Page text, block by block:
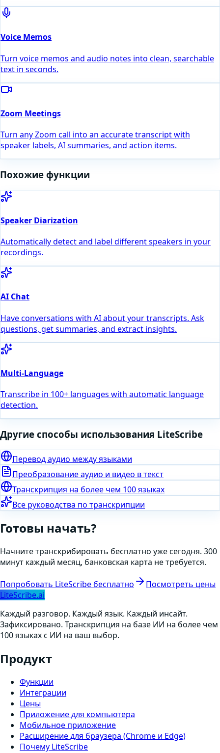
Voice Memos
Turn voice memos and audio notes into clean, searchable
text in seconds.
Zoom Meetings
Turn any Zoom call into an accurate transcript with
speaker labels, AI summaries, and action items.
Похожие функции
Speaker Diarization
Automatically detect and label different speakers in your
recordings.
AI Chat
Have conversations with AI about your transcripts. Ask
questions, get summaries, and extract insights.
Multi-Language
Transcribe in 100+ languages with automatic language
detection.
Другие способы использования LiteScribe
Перевод аудио между языками
Преобразование аудио и видео в текст
Транскрипция на более чем 100 языках
Все руководства по транскрипции
Готовы начать?
Начните транскрибировать бесплатно уже сегодня. 300
минут каждый месяц, банковская карта не требуется.
Попробовать LiteScribe бесплатно
Посмотреть цены
LiteScribe.ai
Каждый разговор. Каждый язык. Каждый инсайт.
Зафиксировано. Транскрипция на базе ИИ на более чем
100 языках с ИИ на ваш выбор.
Продукт
Функции
Интеграции
Цены
Приложение для компьютера
Мобильное приложение
Расширение для браузера (Chrome и Edge)
Почему LiteScribe